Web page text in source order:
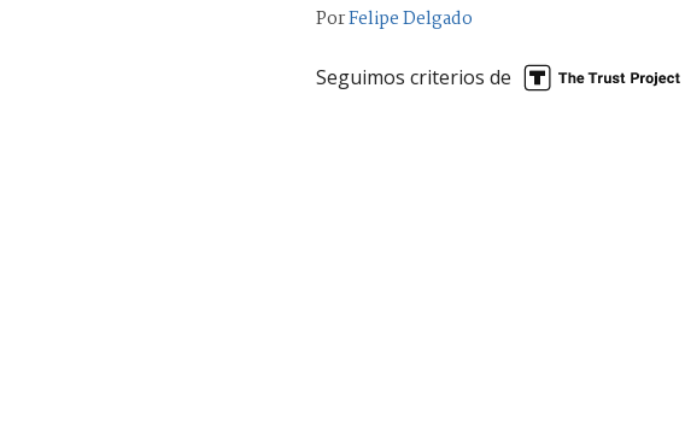
PorFelipe Delgado
Seguimos criterios de